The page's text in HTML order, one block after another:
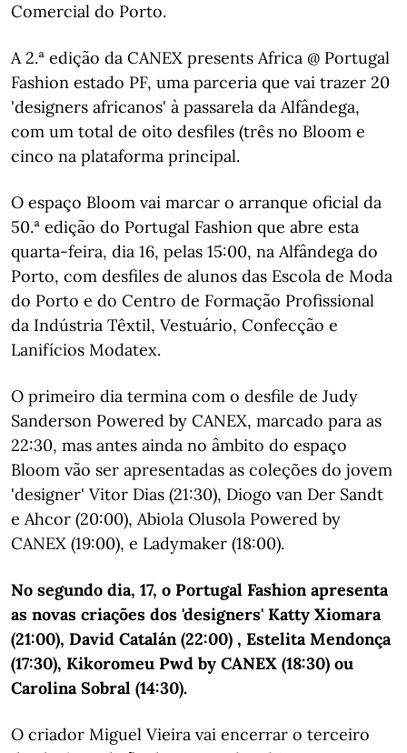
Comercial do Porto.
A 2.ª edição da CANEX presents Africa @ Portugal
Fashion estado PF, uma parceria que vai trazer 20
'designers africanos' à passarela da Alfândega,
com um total de oito desfiles (três no Bloom e
cinco na plataforma principal.
O espaço Bloom vai marcar o arranque oficial da
50.ª edição do Portugal Fashion que abre esta
quarta-feira, dia 16, pelas 15:00, na Alfândega do
Porto, com desfiles de alunos das Escola de Moda
do Porto e do Centro de Formação Profissional
da Indústria Têxtil, Vestuário, Confecção e
Lanifícios Modatex.
O primeiro dia termina com o desfile de Judy
Sanderson Powered by CANEX, marcado para as
22:30, mas antes ainda no âmbito do espaço
Bloom vão ser apresentadas as coleções do jovem
'designer' Vitor Dias (21:30), Diogo van Der Sandt
e Ahcor (20:00), Abiola Olusola Powered by
CANEX (19:00), e Ladymaker (18:00).
No segundo dia, 17, o Portugal Fashion apresenta
as novas criações dos 'designers' Katty Xiomara
(21:00), David Catalán (22:00) , Estelita Mendonça
(17:30), Kikoromeu Pwd by CANEX (18:30) ou
Carolina Sobral (14:30).
O criador Miguel Vieira vai encerrar o terceiro